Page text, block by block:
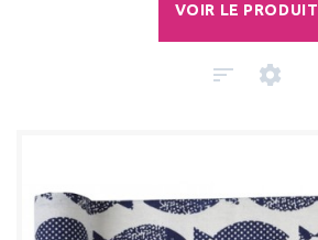
VOIR LE PRODUIT